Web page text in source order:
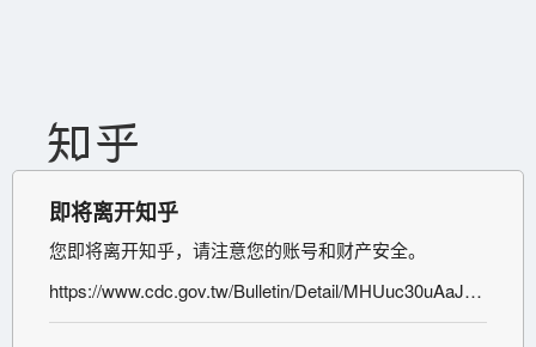
即将离开知乎
您即将离开知乎，请注意您的账号和财产安全。
https://www.cdc.gov.tw/Bulletin/Detail/MHUuc30uAaJZjs0yE2r1xw?typeid=9